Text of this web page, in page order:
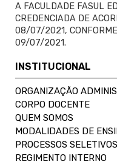
A FACULDADE FASUL
CREDENCIADA DE
08/07/2021, CONFORME
09/07/2021.
INSTITUCIONAL
ORGANIZAÇÃO
CORPO DOCENTE
QUEM SOMOS
MODALIDADES DE
PROCESSOS SELETIVOS
REGIMENTO INTERNO